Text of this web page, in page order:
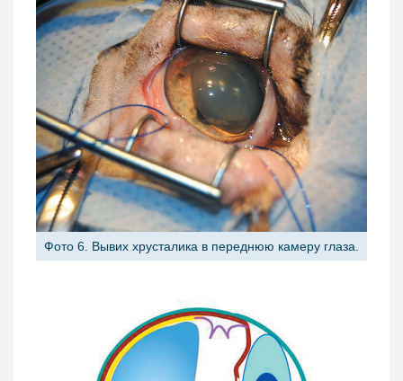
Фото 6. Вывих хрусталика в переднюю камеру глаза.